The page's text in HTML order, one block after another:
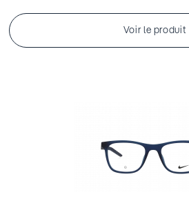
Voir le produit